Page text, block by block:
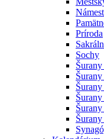
Príroda
Sochy
Šurany